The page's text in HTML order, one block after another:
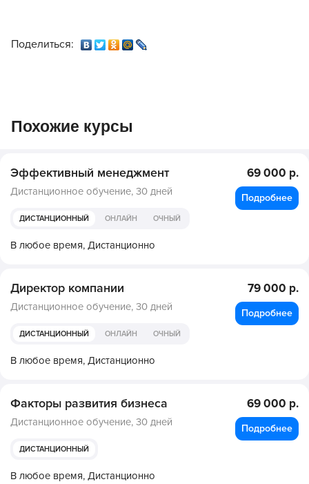
Поделиться:
Похожие курсы
Эффективный менеджмент
Дистанционное обучение, 30 дней
ДИСТАНЦИОННЫЙ ОНЛАЙН ОЧНЫЙ
В любое время, Дистанционно
69 000 р.
Подробнее
Директор компании
Дистанционное обучение, 30 дней
ДИСТАНЦИОННЫЙ ОНЛАЙН ОЧНЫЙ
В любое время, Дистанционно
79 000 р.
Подробнее
Факторы развития бизнеса
Дистанционное обучение, 30 дней
ДИСТАНЦИОННЫЙ
В любое время, Дистанционно
69 000 р.
Подробнее